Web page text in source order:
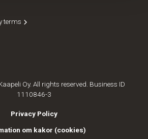
terms
Oy. All rights reserved. Business ID
1110846-3
Privacy Policy
om kakor (cookies)